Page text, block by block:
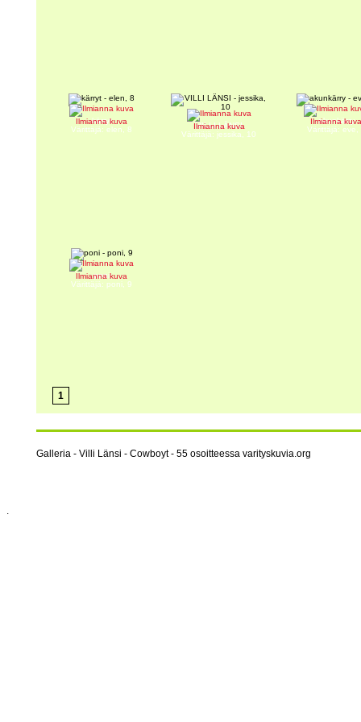
Ilmianna kuva
kärryt
Värittäjä: elen, 8
Ilmianna kuva
VILLI LÄNSI
Värittäjä: jessika, 10
Ilmianna
akunkärry
Värittäjä: eve,
Ilmianna kuva
poni
Värittäjä: poni, 9
1
Galleria - Villi Länsi - Cowboyt - 55 osoitteessa varityskuvia.org
.